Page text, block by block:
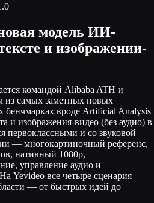
модель ИИ-
и изображении-
командой Alibaba ATH и
из самых заметных новых
вроде Artificial Analysis
и изображения-видео (без аудио) в
первоклассными и со звуковой
— многокартиночный референс,
нативный 1080p,
управление аудио и
Yevideo все четыре сценария
— от быстрых идей до